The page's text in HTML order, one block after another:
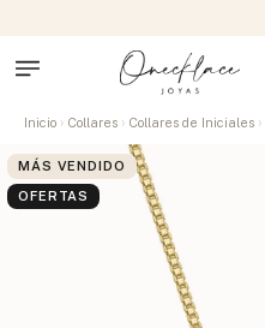
Inicio Collares Collares de Iniciales
MÁS VENDIDO
OFERTAS